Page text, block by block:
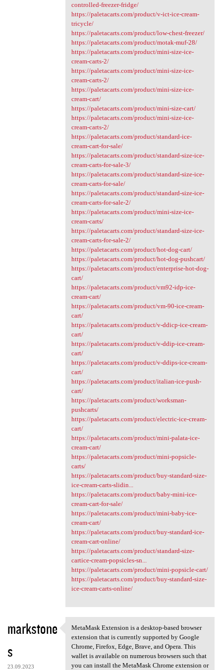
controlled-freezer-fridge/
https://paletacarts.com/product/v-ict-ice-cream-
tricycle/
https://paletacarts.com/product/low-chest-freezer/
https://paletacarts.com/product/motak-muf-28/
https://paletacarts.com/product/mini-size-ice-
cream-carts-2/
https://paletacarts.com/product/mini-size-ice-
cream-carts-2/
https://paletacarts.com/product/mini-size-ice-
cream-cart/
https://paletacarts.com/product/mini-size-cart/
https://paletacarts.com/product/mini-size-ice-
cream-carts-2/
https://paletacarts.com/product/standard-ice-
cream-cart-for-sale/
https://paletacarts.com/product/standard-size-ice-
cream-carts-for-sale-3/
https://paletacarts.com/product/standard-size-ice-
cream-carts-for-sale/
https://paletacarts.com/product/standard-size-ice-
cream-carts-for-sale-2/
https://paletacarts.com/product/mini-size-ice-
cream-carts/
https://paletacarts.com/product/standard-size-ice-
cream-carts-for-sale-2/
https://paletacarts.com/product/hot-dog-cart/
https://paletacarts.com/product/hot-dog-pushcart/
https://paletacarts.com/product/enterprise-hot-dog-
cart/
https://paletacarts.com/product/vm92-idp-ice-
cream-cart/
https://paletacarts.com/product/vm-90-ice-cream-
cart/
https://paletacarts.com/product/v-ddicp-ice-cream-
cart/
https://paletacarts.com/product/v-ddip-ice-cream-
cart/
https://paletacarts.com/product/v-ddips-ice-cream-
cart/
https://paletacarts.com/product/italian-ice-push-
cart/
https://paletacarts.com/product/worksman-
pushcarts/
https://paletacarts.com/product/electric-ice-cream-
cart/
https://paletacarts.com/product/mini-palata-ice-
cream-cart/
https://paletacarts.com/product/mini-popsicle-
carts/
https://paletacarts.com/product/buy-standard-size-
ice-cream-carts-slidin...
https://paletacarts.com/product/baby-mini-ice-
cream-cart-for-sale/
https://paletacarts.com/product/mini-baby-ice-
cream-cart/
https://paletacarts.com/product/buy-standard-ice-
cream-cart-online/
https://paletacarts.com/product/standard-size-
cartice-cream-popsicles-sn...
https://paletacarts.com/product/mini-popsicle-cart/
https://paletacarts.com/product/buy-standard-size-
ice-cream-carts-online/
markstone
s
23.09.2023
MetaMask Extension is a
MetaMask Extension is a desktop-based browser
extension that is currently supported by Google
Chrome, Firefox, Edge, Brave, and Opera. This
wallet is available on numerous browsers such that
you can install the MetaMask Chrome extension or